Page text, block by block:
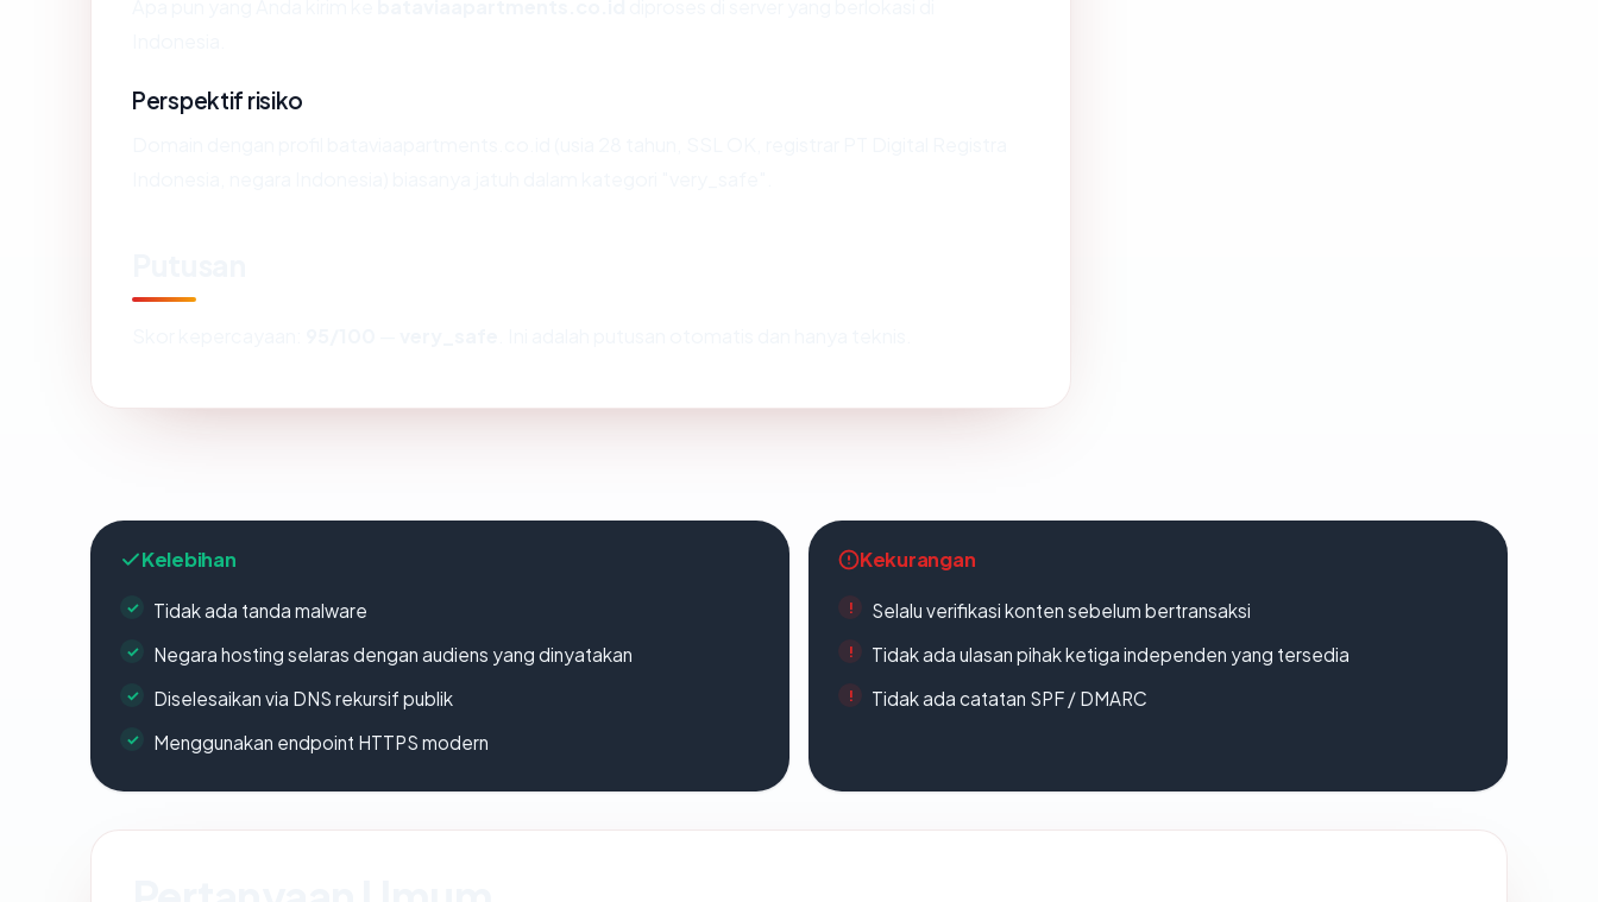
Perspektif risiko
Kelebihan
Tidak ada tanda malware
Negara hosting selaras dengan audiens yang dinyatakan
Diselesaikan via DNS rekursif publik
Menggunakan endpoint HTTPS modern
Kekurangan
Selalu verifikasi konten sebelum bertransaksi
Tidak ada ulasan pihak ketiga independen yang tersedia
Tidak ada catatan SPF / DMARC